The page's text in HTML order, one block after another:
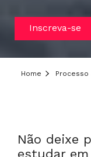
Inscreva-se
Home Processo
Não deixe
estudar em